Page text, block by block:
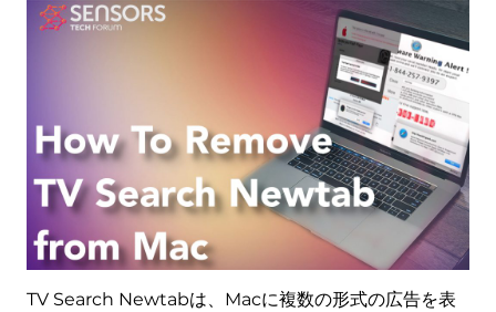
TV Search Newtabは、Macに複数の形式の広告を表